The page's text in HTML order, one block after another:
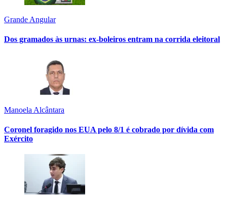
Grande Angular
Dos gramados às urnas: ex-boleiros entram na corrida eleitoral
Manoela Alcântara
Coronel foragido nos EUA pelo 8/1 é cobrado por dívida com
Exército